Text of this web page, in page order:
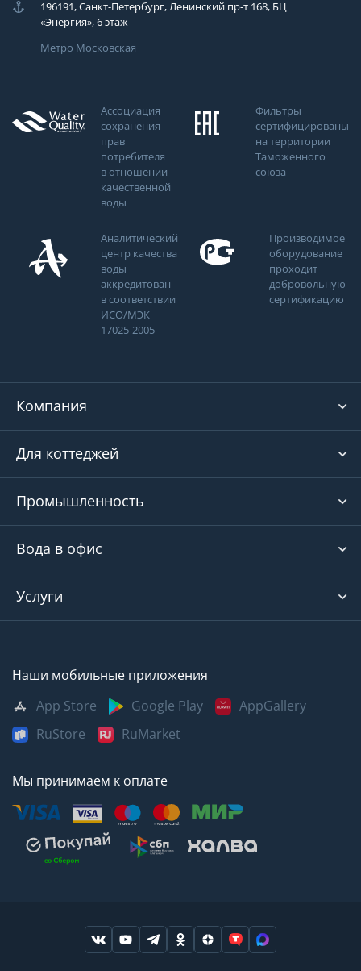
196191, Санкт-Петербург, Ленинский пр-т 168, БЦ
«Энергия», 6 этаж
Метро Московская
Ассоциация
сохранения
прав
потребителя
в отношении
качественной
воды
Фильтры
сертифицированы
на территории
Таможенного
союза
Аналитический
центр качества
воды
аккредитован
в соответствии
ИСО/МЭК
17025-2005
Производимое
оборудование
проходит
добровольную
сертификацию
Компания
Для коттеджей
Промышленность
Вода в офис
Услуги
Наши мобильные приложения
App Store
Google Play
AppGallery
RuStore
RuMarket
Мы принимаем к оплате